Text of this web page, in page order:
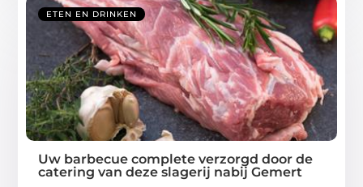
ETEN EN DRINKEN
Uw barbecue complete verzorgd door de
catering van deze slagerij nabij Gemert